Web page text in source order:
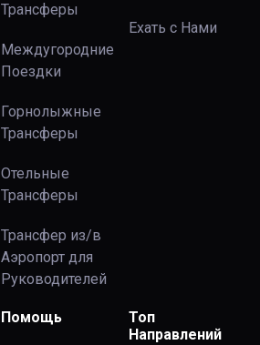
Трансферы
Междугородние
Поездки
Горнолыжные
Трансферы
Отельные
Трансферы
Трансфер из/в
Аэропорт для
Руководителей
Ехать с Нами
Помощь
Топ
Направлений